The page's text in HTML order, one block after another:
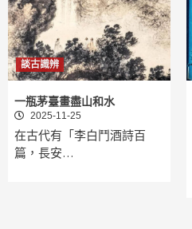
談古識辨
一瓶茅臺畫盡山和水
2025-11-25
在古代有「李白鬥酒詩百
篇，長安…